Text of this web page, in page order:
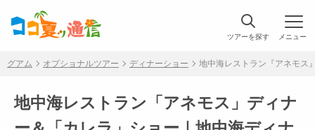
ツアーを探す
グアム オプショナルツアー ディナーショー 地中海レストラン『アネモス
地中海レストラン「アネモス」ディナ
メニュー